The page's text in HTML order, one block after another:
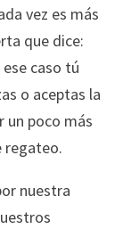
vez es más
que dice:
ese caso tú
o aceptas la
un poco más
regateo.
nuestra